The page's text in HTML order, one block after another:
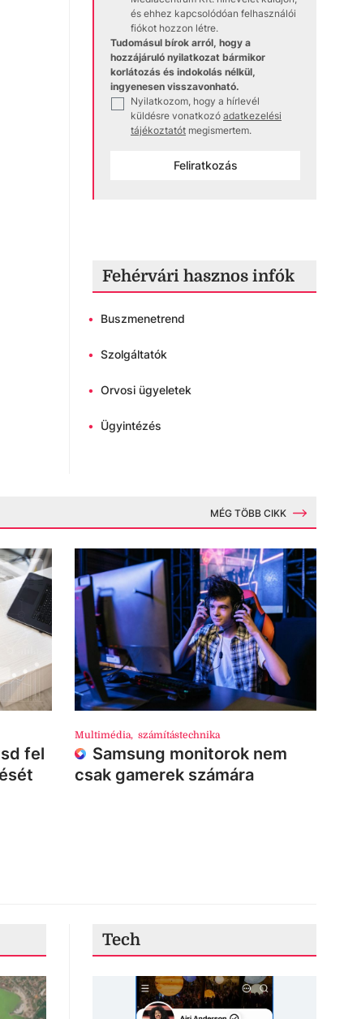
és ehhez kapcsolódóan felhasználói
fiókot hozzon létre.
Tudomásul bírok arról, hogy a
hozzájáruló nyilatkozat bármikor
korlátozás és indokolás nélkül,
ingyenesen visszavonható.
Nyilatkozom, hogy a hírlevél
küldésre vonatkozó adatkezelési
tájékoztatót megismertem.
Feliratkozás
Fehérvári hasznos infók
• Buszmenetrend
• Szolgáltatók
• Orvosi ügyeletek
• Ügyintézés
MÉG TÖBB CIKK
fel
Multimédia, számítástechnika
Samsung monitorok nem
csak gamerek számára
Tech